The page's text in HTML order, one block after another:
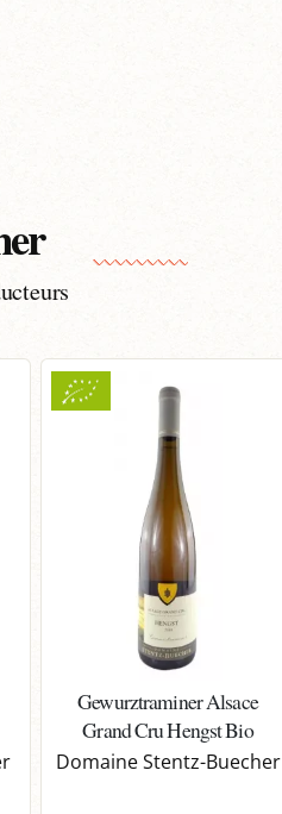
Gewurztraminer Alsace
Grand Cru Hengst Bio
Domaine Stentz-Buecher